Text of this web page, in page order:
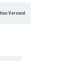
Versand